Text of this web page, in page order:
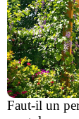
Faut-il un